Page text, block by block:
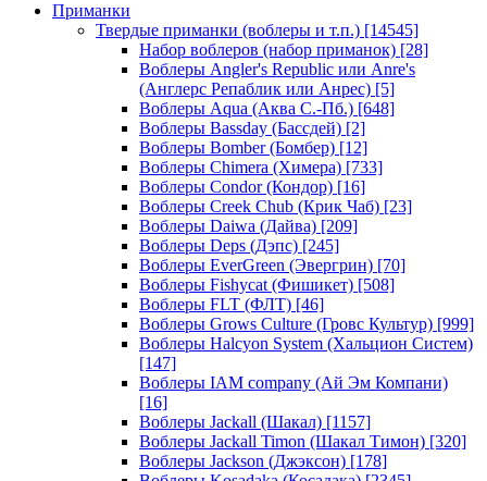
Приманки
Твердые приманки (воблеры и т.п.) [14545]
Набор воблеров (набор приманок) [28]
Воблеры Angler's Republic или Anre's
(Англерс Репаблик или Анрес) [5]
Воблеры Aqua (Аква С.-Пб.) [648]
Воблеры Bassday (Бассдей) [2]
Воблеры Bomber (Бомбер) [12]
Воблеры Chimera (Химера) [733]
Воблеры Condor (Кондор) [16]
Воблеры Creek Chub (Крик Чаб) [23]
Воблеры Daiwa (Дайва) [209]
Воблеры Deps (Дэпс) [245]
Воблеры EverGreen (Эвергрин) [70]
Воблеры Fishycat (Фишикет) [508]
Воблеры FLT (ФЛТ) [46]
Воблеры Grows Culture (Гровс Культур) [999]
Воблеры Halcyon System (Хальцион Систем)
[147]
Воблеры IAM company (Ай Эм Компани)
[16]
Воблеры Jackall (Шакал) [1157]
Воблеры Jackall Timon (Шакал Тимон) [320]
Воблеры Jackson (Джэксон) [178]